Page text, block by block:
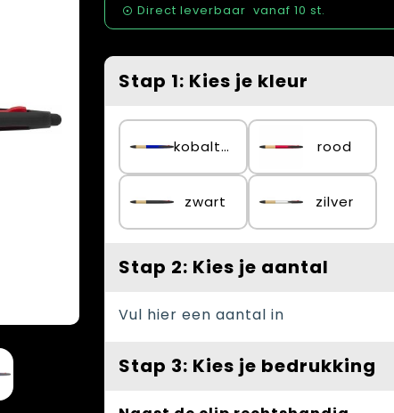
Direct leverbaar vanaf 10 st.
Stap 1: Kies je kleur
kobaltblauw rood
zwart zilver
Stap 2: Kies je aantal
Vul hier een aantal in
Stap 3: Kies je bedrukking